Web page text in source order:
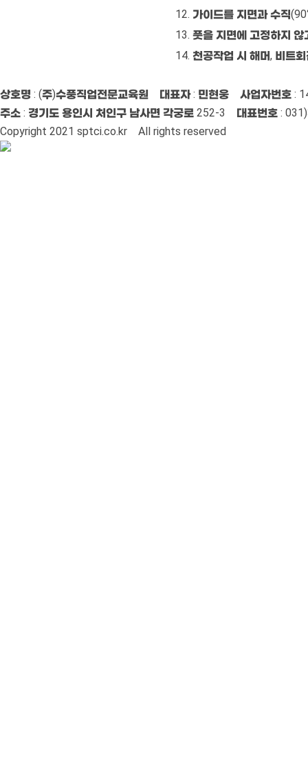
가이드를 지면과 수직
풋을 지면에 고정하지
천공작업 시 해머, 비트
상호명 : (주)수풍직업전문교육원 대표자 : 민현웅 사업자번호
주소 : 경기도 용인시 처인구 남사면 각궁로 252-3 대표번호 :
Copyright 2021 sptci.co.kr All rights reserved